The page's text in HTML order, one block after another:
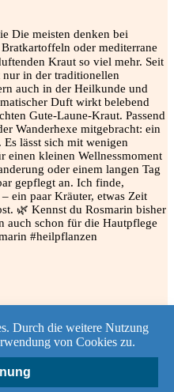
Die meisten denken bei
oder mediterrane
Kraut so viel mehr. Seit
in der traditionellen
auch in der Heilkunde und
Duft wirkt belebend
Gute-Laune-Kraut. Passend
Wanderhexe mitgebracht: ein
lässt sich mit wenigen
einen kleinen Wellnessmoment
oder einem langen Tag
gepflegt an. Ich finde,
ein paar Kräuter, etwas Zeit
🌿 Kennst du Rosmarin bisher
auch schon für die Hautpflege
#heilpflanzen
Durch die weitere Nutzung
von Cookies zu.